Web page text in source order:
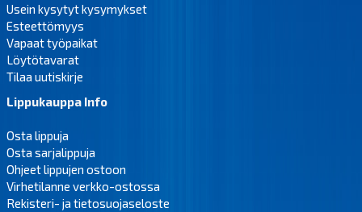
Usein kysytyt kysymykset
Esteettömyys
Vapaat työpaikat
Löytötavarat
Tilaa uutiskirje
Lippukauppa Info
Osta lippuja
Osta sarjalippuja
Ohjeet lippujen ostoon
Virhetilanne verkko-ostossa
Rekisteri- ja tietosuojaseloste